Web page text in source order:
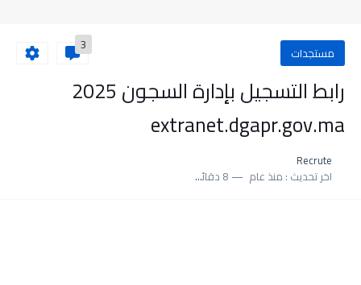
مستجدات 3
رابط التسجيل بإدارة السجون 2025
extranet.dgapr.gov.ma
Recrute
اخر تحديث : منذ عام 8 دقائق للقراءة